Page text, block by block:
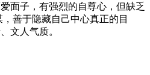
面子，有强烈的自尊心，但缺乏
善于隐藏自己中心真正的目
文人气质。